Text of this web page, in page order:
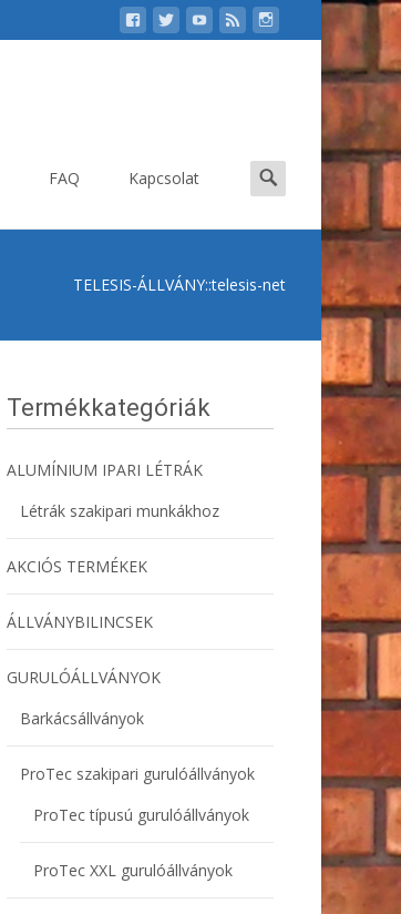
FAQ Kapcsolat
Search
for:
TELESIS-ÁLLVÁNY::telesis-net
Termékkategóriák
ALUMÍNIUM IPARI LÉTRÁK
Létrák szakipari munkákhoz
AKCIÓS TERMÉKEK
ÁLLVÁNYBILINCSEK
GURULÓÁLLVÁNYOK
Barkácsállványok
ProTec szakipari gurulóállványok
ProTec típusú gurulóállványok
ProTec XXL gurulóállványok